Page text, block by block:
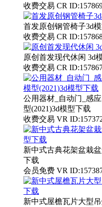
收费交易 CR
首发原创钢管椅子3d
收费交易 CR
原创首发现代休闲 3d
收费交易 CR
公用器材_自动门_感
型(2021)3d模型下载
收费交易 VR
新中式古典花架盆栽
下载
会员免费 VR
新中式屋檐瓦片大型